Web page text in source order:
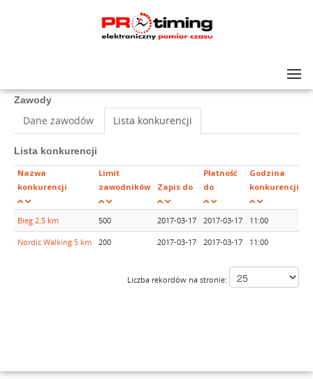
Zawody
Dane zawodów Lista konkurencji
Lista konkurencji
Nazwa
konkurencji
Limit
zawodników
Zapis do
Płatność
do
Godzina
konkurencji
Bieg 2.5 km 500 2017-03-17 2017-03-17 11:00
Nordic Walking 5 km 200 2017-03-17 2017-03-17 11:00
Liczba rekordów na stronie: